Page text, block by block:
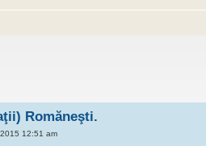
Romăneşti.
12:51 am